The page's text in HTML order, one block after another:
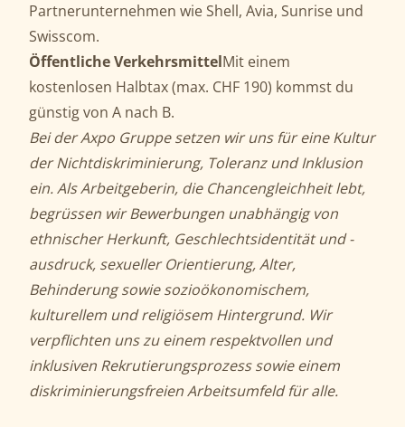
Partnerunternehmen wie Shell, Avia, Sunrise und
Swisscom.
ÖffentlicheVerkehrsmittelMit einem
kostenlosen Halbtax (max. CHF 190) kommst du
günstig von A nach B.
Bei der Axpo Gruppe setzen wir uns für eine Kultur
der Nichtdiskriminierung, Toleranz und Inklusion
ein. Als Arbeitgeberin, die Chancengleichheit lebt,
begrüssen wir Bewerbungen unabhängig von
ethnischer Herkunft, Geschlechtsidentität und -
ausdruck, sexueller Orientierung, Alter,
Behinderung sowie sozioökonomischem,
kulturellem und religiösem Hintergrund. Wir
verpflichten uns zu einem respektvollen und
inklusiven Rekrutierungsprozess sowie einem
diskriminierungsfreien Arbeitsumfeld für alle.